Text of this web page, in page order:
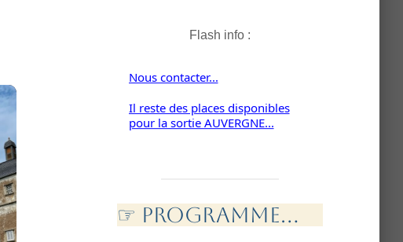
Flash info :
Il reste des places disponibles
pour la sortie AUVERGNE...
La circulaire pour le voyage "Les
☞ PROGramme...